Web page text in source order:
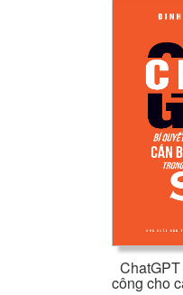
công cho